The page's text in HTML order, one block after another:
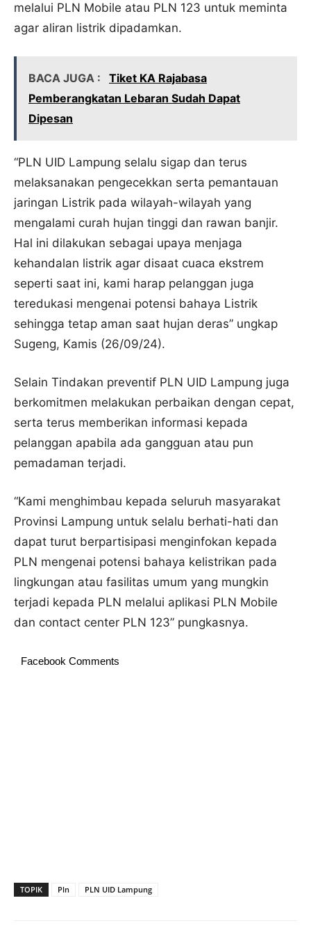
melalui PLN Mobile atau PLN 123 untuk meminta
agar aliran listrik dipadamkan.
BACA JUGA :
Tiket KA Rajabasa
Pemberangkatan Lebaran Sudah Dapat
Dipesan
“PLN UID Lampung selalu sigap dan terus
melaksanakan pengecekkan serta pemantauan
jaringan Listrik pada wilayah-wilayah yang
mengalami curah hujan tinggi dan rawan banjir.
Hal ini dilakukan sebagai upaya menjaga
kehandalan listrik agar disaat cuaca ekstrem
seperti saat ini, kami harap pelanggan juga
teredukasi mengenai potensi bahaya Listrik
sehingga tetap aman saat hujan deras” ungkap
Sugeng, Kamis (26/09/24).
Selain Tindakan preventif PLN UID Lampung juga
berkomitmen melakukan perbaikan dengan cepat,
serta terus memberikan informasi kepada
pelanggan apabila ada gangguan atau pun
pemadaman terjadi.
“Kami menghimbau kepada seluruh masyarakat
Provinsi Lampung untuk selalu berhati-hati dan
dapat turut berpartisipasi menginfokan kepada
PLN mengenai potensi bahaya kelistrikan pada
lingkungan atau fasilitas umum yang mungkin
terjadi kepada PLN melalui aplikasi PLN Mobile
dan contact center PLN 123” pungkasnya.
Facebook Comments
TOPIK Pln PLN UID Lampung